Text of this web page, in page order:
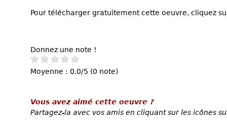
Pour télécharger gratuitement cette oeuvre, cliquez
Donnez une note !
Moyenne : 0.0/5 (0 note)
Vous avez aimé cette oeuvre ?
Partagez-la avec vos amis en cliquant sur les icônes